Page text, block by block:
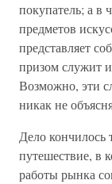
покупатель; а в
предметов
представляет
призом служит
Возможно, эти
никак не
Дело кончилось
путешествие, в
работы рынка